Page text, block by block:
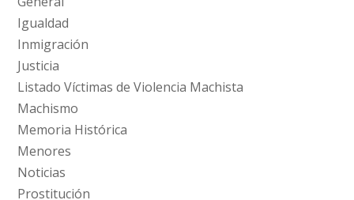
Igualdad
Inmigración
Justicia
Listado Víctimas de Violencia Machista
Machismo
Memoria Histórica
Menores
Noticias
Prostitución